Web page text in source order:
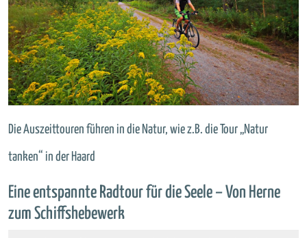
Die Auszeittouren führen in die Natur, wie z.B. die Tour „Natur
tanken“ in der Haard
Eine entspannte Radtour für die Seele – Von Herne
zum Schiffshebewerk